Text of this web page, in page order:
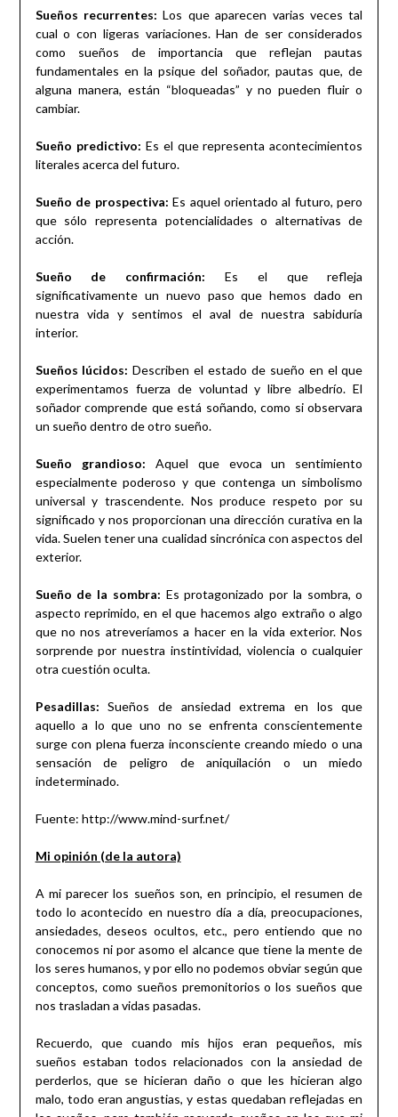
Sueños recurrentes: Los que aparecen varias veces tal
cual o con ligeras variaciones. Han de ser considerados
como sueños de importancia que reflejan pautas
fundamentales en la psique del soñador, pautas que, de
alguna manera, están “bloqueadas” y no pueden fluir o
cambiar.
Sueño predictivo: Es el que representa acontecimientos
literales acerca del futuro.
Sueño de prospectiva: Es aquel orientado al futuro, pero
que sólo representa potencialidades o alternativas de
acción.
Sueño de confirmación: Es el que refleja
significativamente un nuevo paso que hemos dado en
nuestra vida y sentimos el aval de nuestra sabiduría
interior.
Sueños lúcidos: Describen el estado de sueño en el que
experimentamos fuerza de voluntad y libre albedrío. El
soñador comprende que está soñando, como si observara
un sueño dentro de otro sueño.
Sueño grandioso: Aquel que evoca un sentimiento
especialmente poderoso y que contenga un simbolismo
universal y trascendente. Nos produce respeto por su
significado y nos proporcionan una dirección curativa en la
vida. Suelen tener una cualidad sincrónica con aspectos del
exterior.
Sueño de la sombra: Es protagonizado por la sombra, o
aspecto reprimido, en el que hacemos algo extraño o algo
que no nos atreveríamos a hacer en la vida exterior. Nos
sorprende por nuestra instintividad, violencia o cualquier
otra cuestión oculta.
Pesadillas: Sueños de ansiedad extrema en los que
aquello a lo que uno no se enfrenta conscientemente
surge con plena fuerza inconsciente creando miedo o una
sensación de peligro de aniquilación o un miedo
indeterminado.
Fuente: http://www.mind-surf.net/
Mi opinión (de la autora)
A mi parecer los sueños son, en principio, el resumen de
todo lo acontecido en nuestro día a día, preocupaciones,
ansiedades, deseos ocultos, etc., pero entiendo que no
conocemos ni por asomo el alcance que tiene la mente de
los seres humanos, y por ello no podemos obviar según que
conceptos, como sueños premonitorios o los sueños que
nos trasladan a vidas pasadas.
Recuerdo, que cuando mis hijos eran pequeños, mis
sueños estaban todos relacionados con la ansiedad de
perderlos, que se hicieran daño o que les hicieran algo
malo, todo eran angustias, y estas quedaban reflejadas en